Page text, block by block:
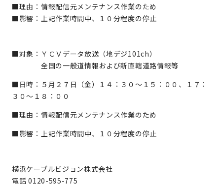
■理由：情報配信元メンテナンス作業のため
■影響：上記作業時間中、１０分程度の停止
■対象：ＹＣＶデータ放送（地デジ101ch）
全国の一般道情報および新直轄道路情報等
■日時：５月２７日（金）１４：３０～１５：００、１７：
３０～１８：００
■理由：情報配信元メンテナンス作業のため
■影響：上記作業時間中、１０分程度の停止
横浜ケーブルビジョン株式会社
電話 0120-595-775